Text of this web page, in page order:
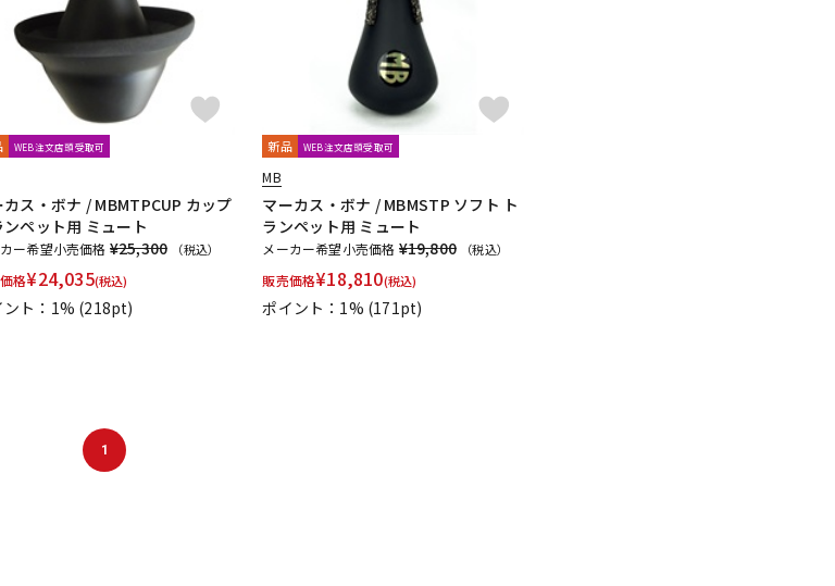
WEB注文店頭受取可
カス・ボナ / MBMTPCUP カップ
ンペット用 ミュート
ー希望小売価格 ¥25,300 （税込）
格¥24,035(税込)
ント：1% (218pt)
新品 WEB注文店頭受取可
MB
マーカス・ボナ / MBMSTP ソフト ト
ランペット用 ミュート
メーカー希望小売価格 ¥19,800 （税込）
販売価格¥18,810(税込)
ポイント：1% (171pt)
1